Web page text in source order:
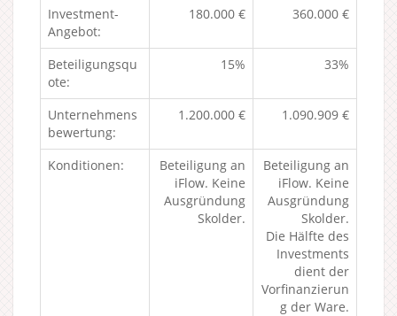
Investment-
Angebot:
180.000 € 360.000 €
Beteiligungsqu
ote:
15% 33%
Unternehmens
bewertung:
1.200.000 € 1.090.909 €
Konditionen:
Beteiligung an
iFlow. Keine
Ausgründung
Skolder.
Beteiligung an
iFlow. Keine
Ausgründung
Skolder.
Die Hälfte des
Investments
dient der
Vorfinanzierun
g der Ware.